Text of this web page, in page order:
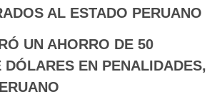
AL ESTADO PERUANO
UN AHORRO DE 50
DÓLARES EN PENALIDADES,